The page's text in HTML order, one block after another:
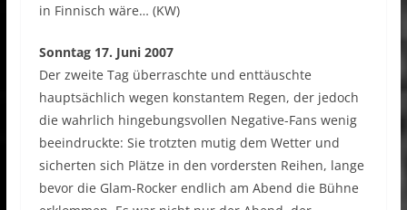
in Finnisch wäre… (KW)
Sonntag 17. Juni 2007
Der zweite Tag überraschte und enttäuschte
hauptsächlich wegen konstantem Regen, der jedoch
die wahrlich hingebungsvollen Negative-Fans wenig
beeindruckte: Sie trotzten mutig dem Wetter und
sicherten sich Plätze in den vordersten Reihen, lange
bevor die Glam-Rocker endlich am Abend die Bühne